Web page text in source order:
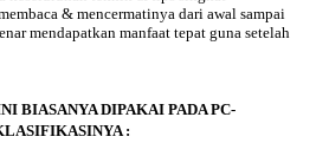
& mencermatinya dari awal sampai
mendapatkan manfaat tepat guna setelah
BIASANYA DIPAKAI PADA PC-
: